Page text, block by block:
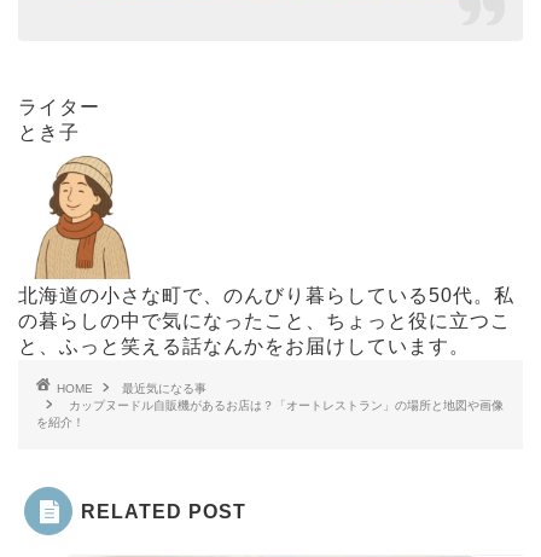
ライター
とき子
北海道の小さな町で、のんびり暮らしている50代。私
の暮らしの中で気になったこと、ちょっと役に立つこ
と、ふっと笑える話なんかをお届けしています。
HOME
最近気になる事
カップヌードル自販機があるお店は？「オートレストラン」の場所と地図や画像
を紹介！
RELATED POST